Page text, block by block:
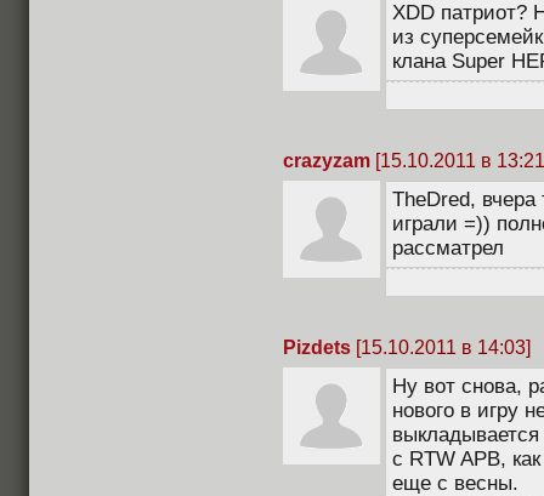
XDD патриот?
из
клана Super
crazyzam [15.10.2011 в
TheDred, вчера
играли =))
рассматрел
Pizdets [15.10.2011 в 14:03]
Ну вот снова,
нового в игру
с RTW APB,
еще с весны.